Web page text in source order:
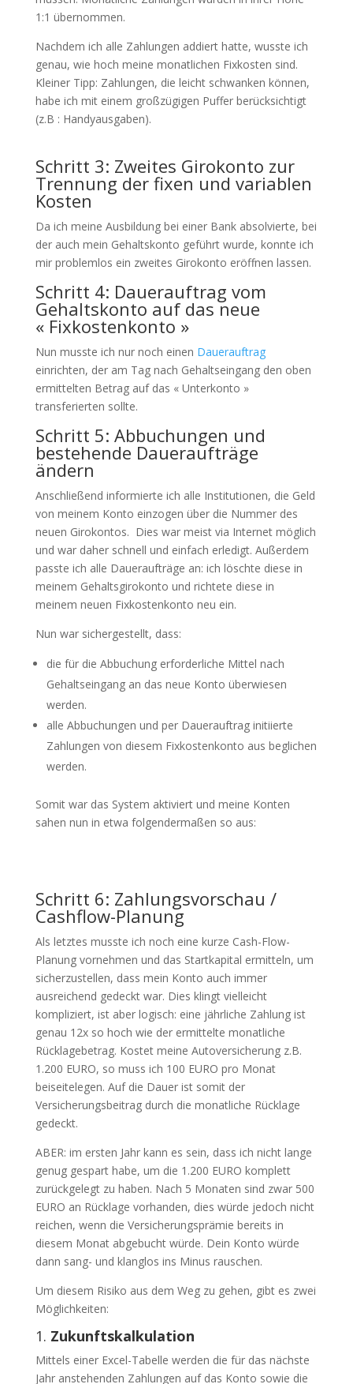
1:1 übernommen.
Nachdem ich alle Zahlungen addiert hatte, wusste ich
genau, wie hoch meine monatlichen Fixkosten sind.
Kleiner Tipp: Zahlungen, die leicht schwanken können,
habe ich mit einem großzügigen Puffer berücksichtigt
(z.B : Handyausgaben).
Schritt 3: Zweites Girokonto zur
Trennung der fixen und variablen
Kosten
Da ich meine Ausbildung bei einer Bank absolvierte, bei
der auch mein Gehaltskonto geführt wurde, konnte ich
mir problemlos ein zweites Girokonto eröffnen lassen.
Schritt 4: Dauerauftrag vom
Gehaltskonto auf das neue
« Fixkostenkonto »
Nun musste ich nur noch einen Dauerauftrag
einrichten, der am Tag nach Gehaltseingang den oben
ermittelten Betrag auf das « Unterkonto »
transferierten sollte.
Schritt 5: Abbuchungen und
bestehende Daueraufträge
ändern
Anschließend informierte ich alle Institutionen, die Geld
von meinem Konto einzogen über die Nummer des
neuen Girokontos. Dies war meist via Internet möglich
und war daher schnell und einfach erledigt. Außerdem
passte ich alle Daueraufträge an: ich löschte diese in
meinem Gehaltsgirokonto und richtete diese in
meinem neuen Fixkostenkonto neu ein.
Nun war sichergestellt, dass:
die für die Abbuchung erforderliche Mittel nach
Gehaltseingang an das neue Konto überwiesen
werden.
alle Abbuchungen und per Dauerauftrag initiierte
Zahlungen von diesem Fixkostenkonto aus beglichen
werden.
Somit war das System aktiviert und meine Konten
sahen nun in etwa folgendermaßen so aus:
Schritt 6: Zahlungsvorschau /
Cashflow-Planung
Als letztes musste ich noch eine kurze Cash-Flow-
Planung vornehmen und das Startkapital ermitteln, um
sicherzustellen, dass mein Konto auch immer
ausreichend gedeckt war. Dies klingt vielleicht
kompliziert, ist aber logisch: eine jährliche Zahlung ist
genau 12x so hoch wie der ermittelte monatliche
Rücklagebetrag. Kostet meine Autoversicherung z.B.
1.200 EURO, so muss ich 100 EURO pro Monat
beiseitelegen. Auf die Dauer ist somit der
Versicherungsbeitrag durch die monatliche Rücklage
gedeckt.
ABER: im ersten Jahr kann es sein, dass ich nicht lange
genug gespart habe, um die 1.200 EURO komplett
zurückgelegt zu haben. Nach 5 Monaten sind zwar 500
EURO an Rücklage vorhanden, dies würde jedoch nicht
reichen, wenn die Versicherungsprämie bereits in
diesem Monat abgebucht würde. Dein Konto würde
dann sang- und klanglos ins Minus rauschen.
Um diesem Risiko aus dem Weg zu gehen, gibt es zwei
Möglichkeiten:
1. Zukunftskalkulation
Mittels einer Excel-Tabelle werden die für das nächste
Jahr anstehenden Zahlungen auf das Konto sowie die